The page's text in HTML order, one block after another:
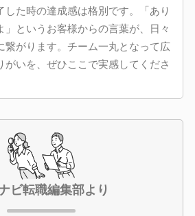
した時の達成感は格別です。「あり
」というお客様からの言葉が、日々
繋がります。チーム一丸となって広
がいを、ぜひここで実感してくださ
ビ転職編集部より